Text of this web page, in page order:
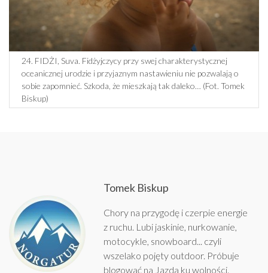
24. FIDŻI, Suva. Fidżyjczycy przy swej charakterystycznej
oceanicznej urodzie i przyjaznym nastawieniu nie pozwalają o
sobie zapomnieć. Szkoda, że mieszkają tak daleko… (Fot. Tomek
Biskup)
Tomek Biskup
Chory na przygodę i czerpie energie
z ruchu. Lubi jaskinie, nurkowanie,
motocykle, snowboard... czyli
wszelako pojęty outdoor. Próbuje
blogować na Jazda ku wolności.